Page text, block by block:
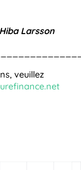
Larsson
veuillez